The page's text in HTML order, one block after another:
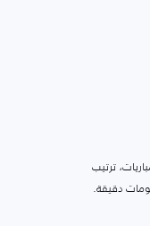
ترتيب
دقيقة.